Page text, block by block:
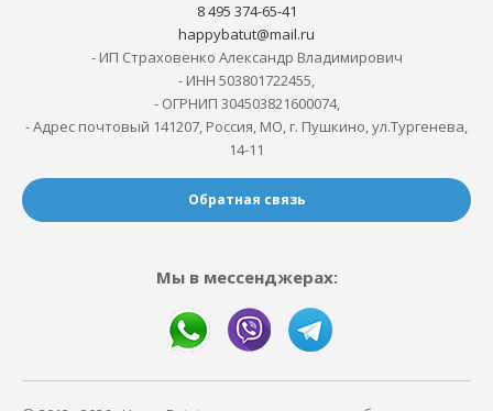
8 495 374-65-41
happybatut@mail.ru
- ИП Страховенко Александр Владимирович
- ИНН 503801722455,
- ОГРНИП 304503821600074,
- Адрес почтовый 141207, Россия, МО, г. Пушкино, ул.Тургенева,
14-11
Обратная связь
Мы в мессенджерах: